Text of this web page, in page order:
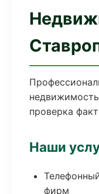
проверка
Наши
фирм